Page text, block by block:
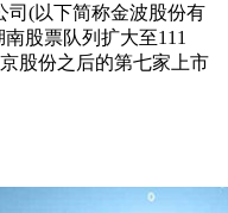
司(以下简称金波股份有
股票队列扩大至111
股份之后的第七家上市